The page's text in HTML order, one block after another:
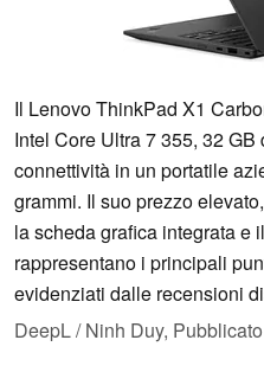
Il Lenovo ThinkPad X1
Intel Core Ultra 7 355, 32 GB
connettività in un portatile
grammi. Il suo prezzo
la scheda grafica integrata e
rappresentano i principali
evidenziati dalle recensioni
DeepL / Ninh Duy, Pubblicato